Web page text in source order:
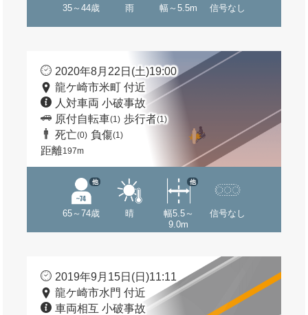
35～44歳 雨 幅～5.5m 信号なし
2020年8月22日(土)19:00
龍ケ崎市米町 付近
人対車両 小破事故
原付自転車(1) 歩行者(1)
死亡(0) 負傷(1)
距離197m
65～74歳
他
晴
幅5.5～
9.0m
他
信号なし
2019年9月15日(日)11:11
龍ケ崎市水門 付近
車両相互 小破事故